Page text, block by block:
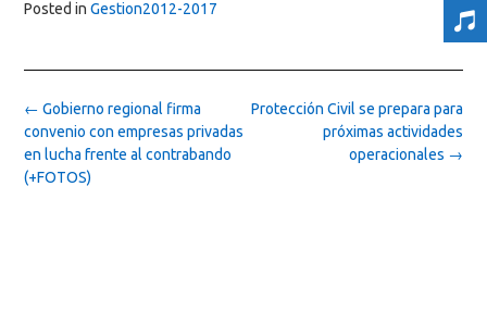
Posted in Gestion2012-2017
Post
navigation
Protección Civil se prepara para
próximas actividades
operacionales →
← Gobierno regional firma
convenio con empresas privadas
en lucha frente al contrabando
(+FOTOS)